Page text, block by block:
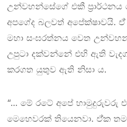
උන්වහන්සේගේ එකී ප්‍රාර්ථනය
අපගේද බලවත් අපේක්ෂාවයි.
මහා සංඝරත්නය වෙත
උපුටා දක්වන්නේ එහි ඇති
කරගත යුතුව ඇති නිසා ය.
“… මේ රටේ අපේ හාමුදුරුවරු
මෙහෙවරක් තියෙනවා. ඒ්ක